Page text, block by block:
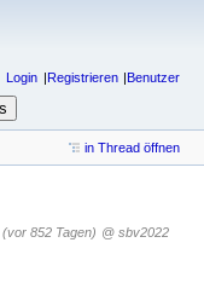
Login Registrieren Benutzer
in Thread öffnen
(vor 852 Tagen) @ sbv2022